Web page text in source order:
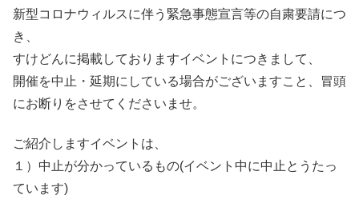
新型コロナウィルスに伴う緊急事態宣言等の自粛要請につ
き、
すけどんに掲載しておりますイベントにつきまして、
開催を中止・延期にしている場合がございますこと、冒頭
にお断りをさせてくださいませ。
ご紹介しますイベントは、
１）中止が分かっているもの(イベント中に中止とうたっ
ています)